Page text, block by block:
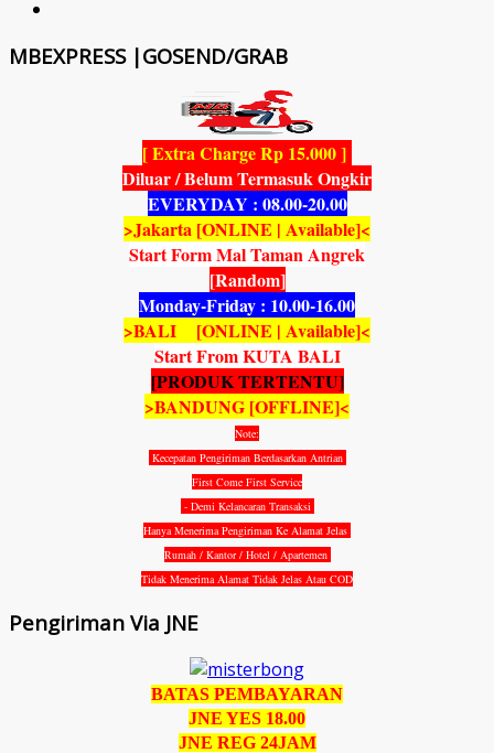
MBEXPRESS |GOSEND/GRAB
[ Extra Charge Rp 15.000 ]
Diluar / Belum Termasuk Ongkir
EVERYDAY : 08.00-20.00
>Jakarta [ONLINE | Available]<
Start Form Mal Taman Angrek
[Random]
Monday-Friday : 10.00-16.00
>BALI [ONLINE | Available]<
Start From KUTA BALI
[PRODUK TERTENTU]
>BANDUNG [OFFLINE]<
Note:
Kecepatan Pengiriman Berdasarkan Antrian
First Come First Service
- Demi Kelancaran Transaksi
Hanya Menerima Pengiriman Ke Alamat Jelas
Rumah / Kantor / Hotel / Apartemen
Tidak Menerima Alamat Tidak Jelas Atau COD
Pengiriman Via JNE
BATAS PEMBAYARAN
JNE YES 18.00
JNE REG 24JAM